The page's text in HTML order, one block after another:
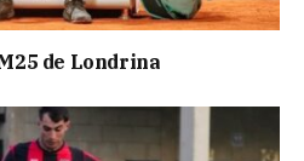
de Londrina